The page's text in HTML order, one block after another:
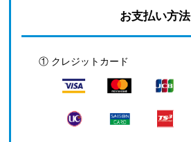
お支払い方法
① クレジットカード